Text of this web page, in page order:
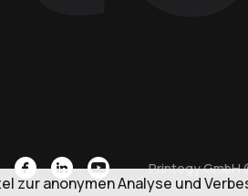
Printegy GmbH
zur anonymen Analyse und